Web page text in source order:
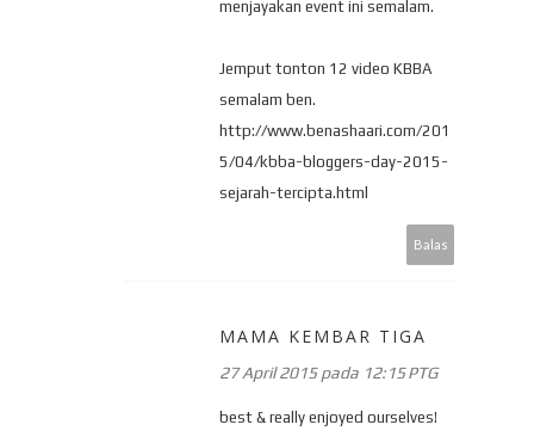
menjayakan event ini semalam.
Jemput tonton 12 video KBBA
semalam ben.
http://www.benashaari.com/201
5/04/kbba-bloggers-day-2015-
sejarah-tercipta.html
Balas
MAMA KEMBAR TIGA
27 April 2015 pada 12:15 PTG
best & really enjoyed ourselves!